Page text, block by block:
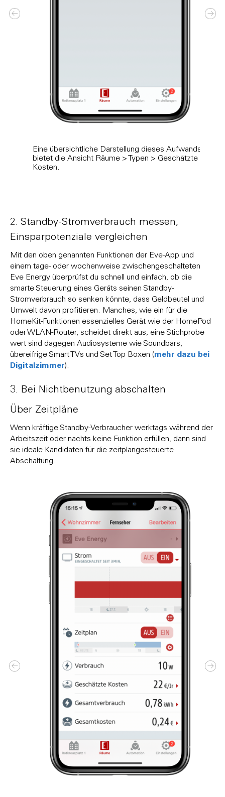
Eine übersichtliche Darstellung dieses Aufwands
bietet die Ansicht Räume > Typen > Geschätzte
Kosten.
2. Standby-Stromverbrauch messen,
Einsparpotenziale vergleichen
Mit den oben genannten Funktionen der Eve-App und
einem tage- oder wochenweise zwischengeschalteten
Eve Energy überprüfst du schnell und einfach, ob die
smarte Steuerung eines Geräts seinen Standby-
Stromverbrauch so senken könnte, dass Geldbeutel und
Umwelt davon profitieren. Manches, wie ein für die
HomeKit-Funktionen essenzielles Gerät wie der HomePod
oder WLAN-Router, scheidet direkt aus, eine Stichprobe
wert sind dagegen Audiosysteme wie Soundbars,
übereifrige Smart TVs und Set Top Boxen (mehr dazu bei
Digitalzimmer).
3. Bei Nichtbenutzung abschalten
Über Zeitpläne
Wenn kräftige Standby-Verbraucher werktags während der
Arbeitszeit oder nachts keine Funktion erfüllen, dann sind
sie ideale Kandidaten für die zeitplangesteuerte
Abschaltung.